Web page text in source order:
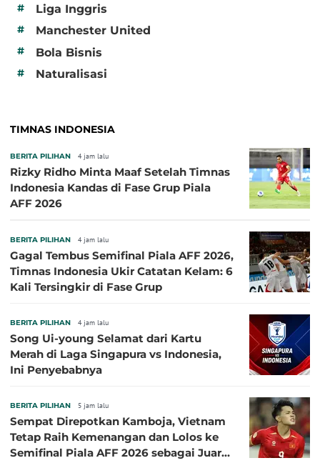
# Liga Inggris
# Manchester United
# Bola Bisnis
# Naturalisasi
TIMNAS INDONESIA
BERITA PILIHAN 4 jam lalu
Rizky Ridho Minta Maaf Setelah Timnas
Indonesia Kandas di Fase Grup Piala
AFF 2026
BERITA PILIHAN 4 jam lalu
Gagal Tembus Semifinal Piala AFF 2026,
Timnas Indonesia Ukir Catatan Kelam: 6
Kali Tersingkir di Fase Grup
BERITA PILIHAN 4 jam lalu
Song Ui-young Selamat dari Kartu
Merah di Laga Singapura vs Indonesia,
Ini Penyebabnya
BERITA PILIHAN 5 jam lalu
Sempat Direpotkan Kamboja, Vietnam
Tetap Raih Kemenangan dan Lolos ke
Semifinal Piala AFF 2026 sebagai Juara